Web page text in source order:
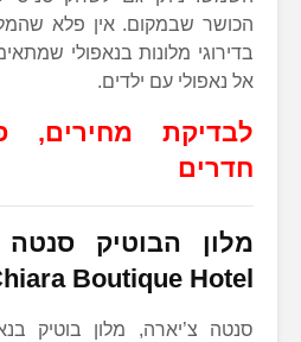
הכושר שבמקום. אין פלא
בדירוגי מלונות בנאפולי
אל נאפולי עם ילדים.
לבדיקת מחירים,
חדרים
מלון הבוטיק סנטה
Boutique Hotel